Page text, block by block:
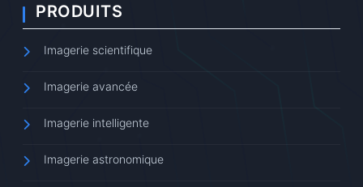
PRODUITS
Imagerie scientifique
Imagerie avancée
Imagerie intelligente
Imagerie astronomique